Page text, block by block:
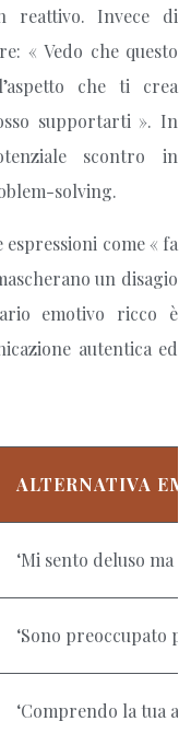
reattivo. Invece di
« Vedo che questo
che ti crea
supportarti ». In
scontro in
solving.
come « fa
un disagio
emotivo ricco è
autentica ed
ALTERNATIVA
‘Mi sento deluso ma
‘Sono preoccupato
‘Comprendo la tua